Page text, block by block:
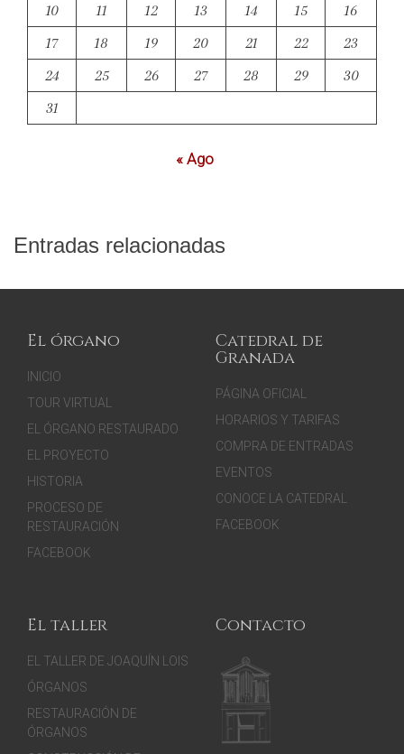
10
11 12 13 14 15
16
17
18 19 20 21 22
23
24
25 26 27 28 29
30
31
« Ago
Entradas relacionadas
El órgano
INICIO
TOUR VIRTUAL
EL ÓRGANO RESTAURADO
EL PROYECTO
HISTORIA
PROCESO DE
RESTAURACIÓN
FACEBOOK
Catedral de
Granada
PÁGINA OFICIAL
HORARIOS Y TARIFAS
COMPRA DE ENTRADAS
EVENTOS
CONOCE LA CATEDRAL
FACEBOOK
El taller
EL TALLER DE JOAQUÍN LOIS
ÓRGANOS
RESTAURACIÓN DE
ÓRGANOS
Contacto